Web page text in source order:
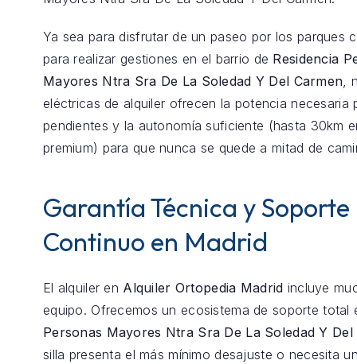
Ya sea para disfrutar de un paseo por los parques
para realizar gestiones en el barrio de Residencia
Mayores Ntra Sra De La Soledad Y Del Carmen ,
eléctricas de alquiler ofrecen la potencia necesaria
pendientes y la autonomía suficiente (hasta 30km
premium) para que nunca se quede a mitad de
Garantía Técnica y Soporte
Continuo en Madrid
El alquiler en Alquiler Ortopedia Madrid incluye
equipo. Ofrecemos un ecosistema de soporte total
Personas Mayores Ntra Sra De La Soledad Y Del
silla presenta el más mínimo desajuste o necesita